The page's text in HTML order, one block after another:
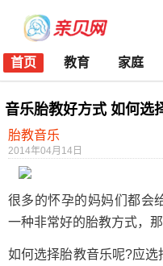
首页 教育 家庭
音乐胎教好方式 如何选
胎教音乐
2014年04月14日
很多的怀孕的妈妈们都会
一种非常好的胎教方式，
如何选择胎教音乐呢?应